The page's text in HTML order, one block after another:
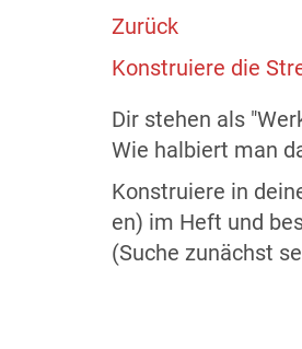
Zurück
Konstruiere die
Dir stehen als
Wie halbiert man
Konstruiere in
en) im Heft und
(Suche zunächst